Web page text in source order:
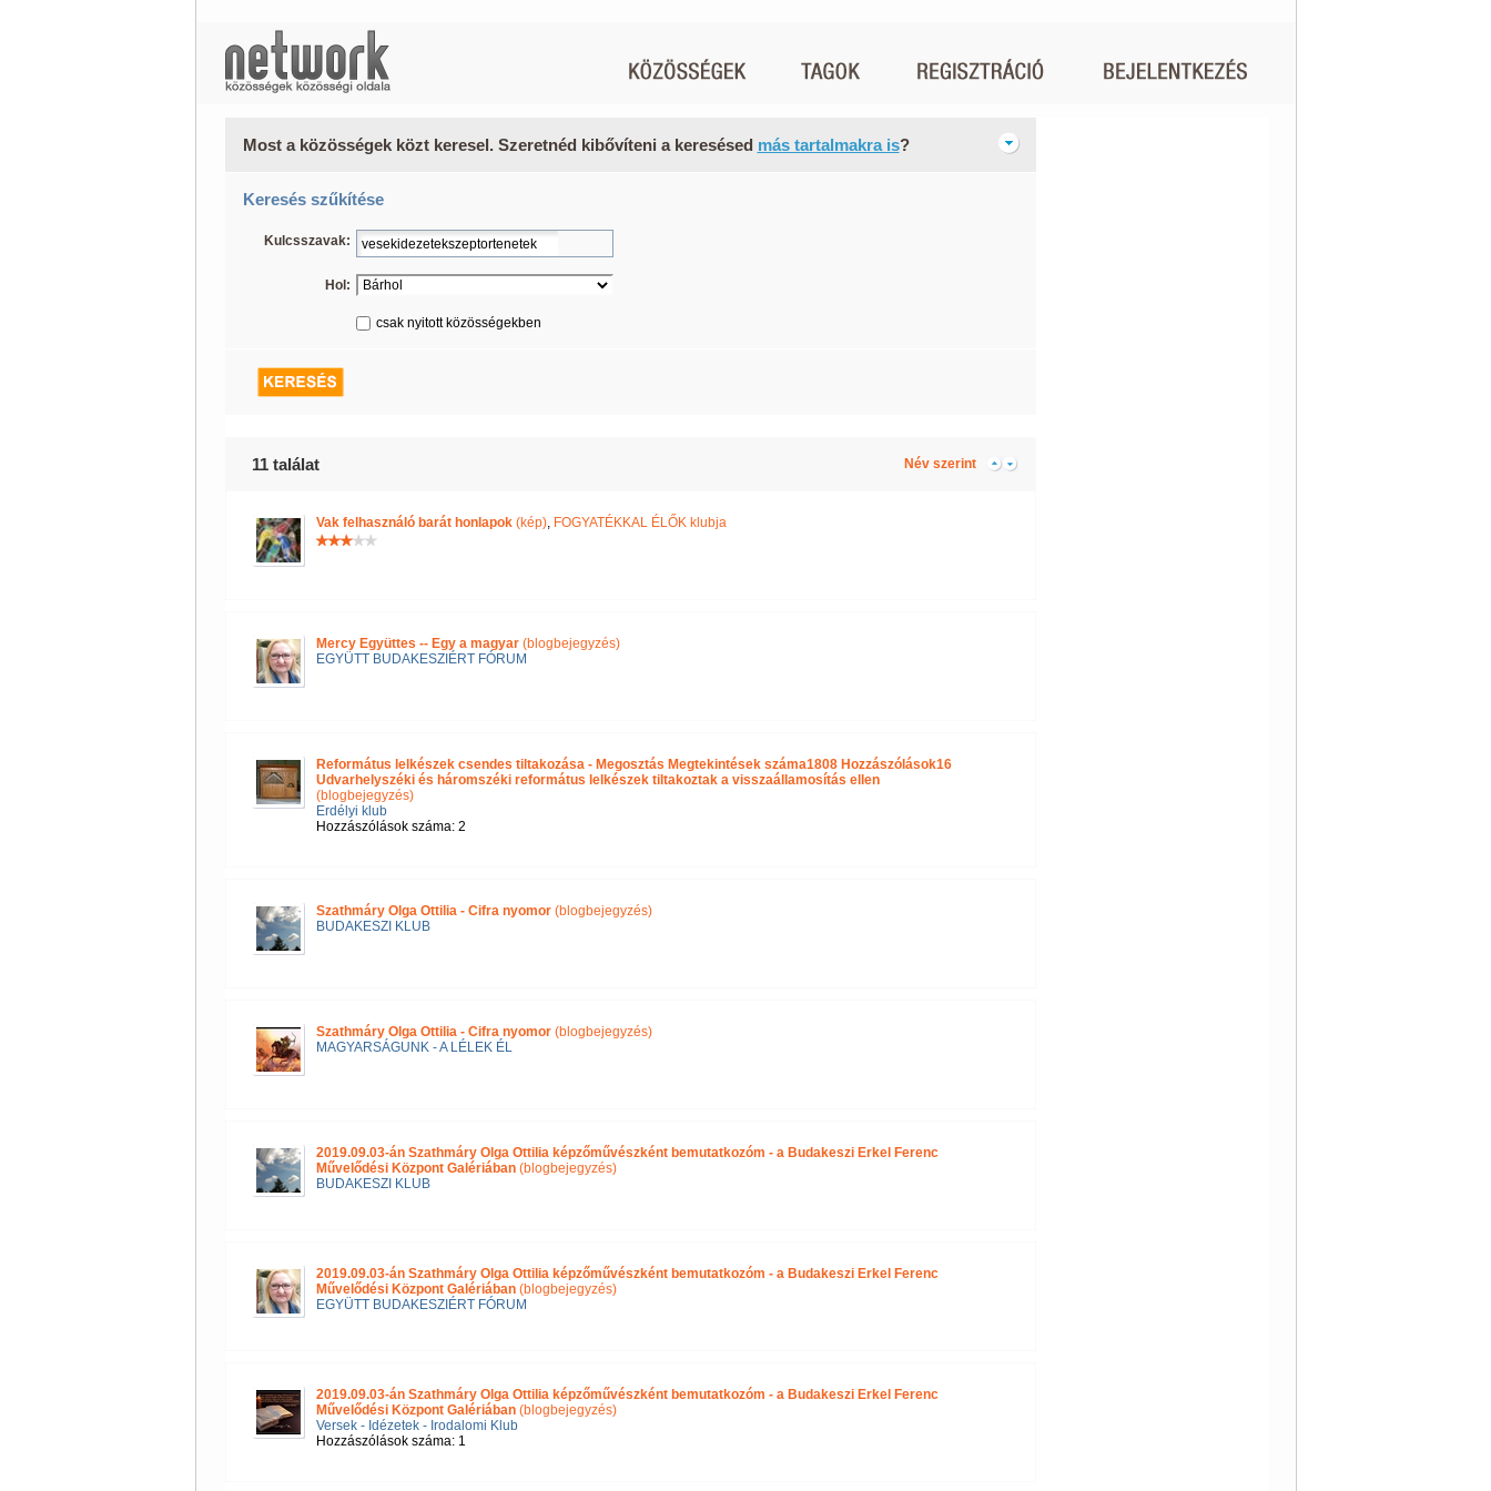
Most a közösségek közt keresel. Szeretnéd kibővíteni a keresésed más tartalmakra is?
Keresés szűkítése
Kulcsszavak:
Hol:
csak nyitott közösségekben
11 találat Név szerint
Vak felhasználó barát honlapok(kép), FOGYATÉKKAL ÉLŐK klubja
Mercy Együttes -- Egy a magyar(blogbejegyzés)
EGYÜTT BUDAKESZIÉRT FÓRUM
Református lelkészek csendes tiltakozása - Megosztás Megtekintések száma1808 Hozzászólások16
Udvarhelyszéki és háromszéki református lelkészek tiltakoztak a visszaállamosítás ellen
(blogbejegyzés)
Erdélyi klub
Hozzászólások száma: 2
Szathmáry Olga Ottilia - Cifra nyomor(blogbejegyzés)
BUDAKESZI KLUB
Szathmáry Olga Ottilia - Cifra nyomor(blogbejegyzés)
MAGYARSÁGUNK - A LÉLEK ÉL
2019.09.03-án Szathmáry Olga Ottilia képzőművészként bemutatkozóm - a Budakeszi Erkel Ferenc
Művelődési Központ Galériában (blogbejegyzés)
BUDAKESZI KLUB
2019.09.03-án Szathmáry Olga Ottilia képzőművészként bemutatkozóm - a Budakeszi Erkel Ferenc
Művelődési Központ Galériában(blogbejegyzés)
EGYÜTT BUDAKESZIÉRT FÓRUM
2019.09.03-án Szathmáry Olga Ottilia képzőművészként bemutatkozóm - a Budakeszi Erkel Ferenc
Művelődési Központ Galériában(blogbejegyzés)
Versek - Idézetek - Irodalomi Klub
Hozzászólások száma: 1